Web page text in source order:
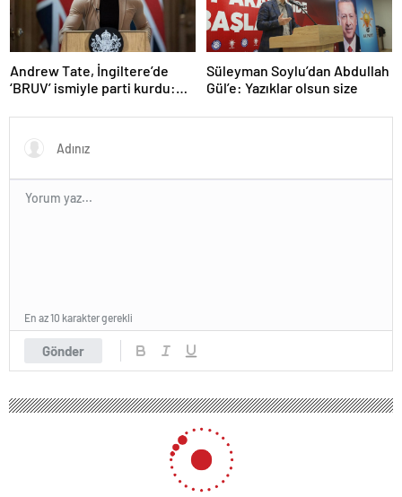
Andrew Tate, İngiltere’de
‘BRUV’ ismiyle parti kurdu:
propagandasını
yasaklayacağız’
Süleyman Soylu’dan Abdullah
Gül’e: Yazıklar olsun size
Gönder
En az 10 karakter gerekli